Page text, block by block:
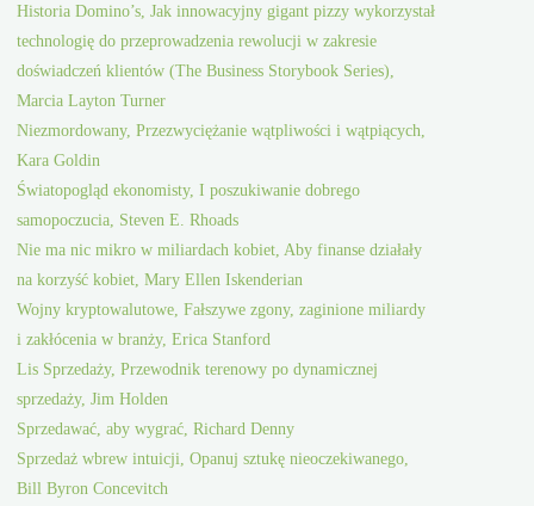
Historia Domino’s, Jak innowacyjny gigant pizzy wykorzystał
technologię do przeprowadzenia rewolucji w zakresie
doświadczeń klientów (The Business Storybook Series),
Marcia Layton Turner
Niezmordowany, Przezwyciężanie wątpliwości i wątpiących,
Kara Goldin
Światopogląd ekonomisty, I poszukiwanie dobrego
samopoczucia, Steven E. Rhoads
Nie ma nic mikro w miliardach kobiet, Aby finanse działały
na korzyść kobiet, Mary Ellen Iskenderian
Wojny kryptowalutowe, Fałszywe zgony, zaginione miliardy
i zakłócenia w branży, Erica Stanford
Lis Sprzedaży, Przewodnik terenowy po dynamicznej
sprzedaży, Jim Holden
Sprzedawać, aby wygrać, Richard Denny
Sprzedaż wbrew intuicji, Opanuj sztukę nieoczekiwanego,
Bill Byron Concevitch